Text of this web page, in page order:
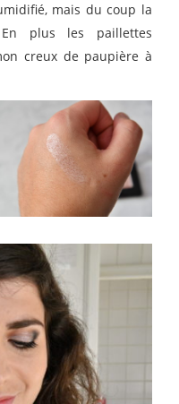
mais du coup la
plus les paillettes
creux de paupière à